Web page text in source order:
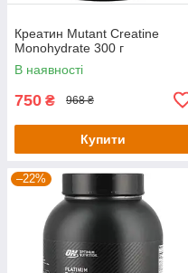
Креатин Mutant Creatine
Monohydrate 300 г
В наявності
750 ₴ 968 ₴
Купити
–22%